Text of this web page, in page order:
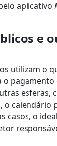
aplicativo
e
utilizam o
pagamento
esferas,
o calendário
casos, o